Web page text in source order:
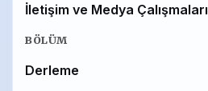
İletişim ve Medya Çalışmaları
BÖLÜM
Derleme